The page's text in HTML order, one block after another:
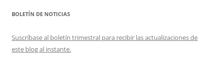
BOLETÍN DE NOTICIAS
Suscríbase al boletín trimestral para recibir las actualizaciones de
este blog al instante.